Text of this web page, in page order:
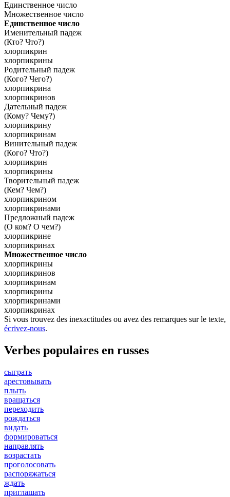
Единственное число
Множественное число
Единственное число
Именительный падеж
(Кто? Что?)
хлорпикрин
хлорпикрины
Родительный падеж
(Кого? Чего?)
хлорпикрина
хлорпикринов
Дательный падеж
(Кому? Чему?)
хлорпикрину
хлорпикринам
Винительный падеж
(Кого? Что?)
хлорпикрин
хлорпикрины
Творительный падеж
(Кем? Чем?)
хлорпикрином
хлорпикринами
Предложный падеж
(О ком? О чем?)
хлорпикрине
хлорпикринах
Множественное число
хлорпикрины
хлорпикринов
хлорпикринам
хлорпикрины
хлорпикринами
хлорпикринах
Si vous trouvez des inexactitudes ou avez des remarques sur le texte,
écrivez-nous.
Verbes populaires en russes
сыграть
арестовывать
плыть
вращаться
переходить
рождаться
видать
формироваться
направлять
возрастать
проголосовать
распоряжаться
ждать
приглашать